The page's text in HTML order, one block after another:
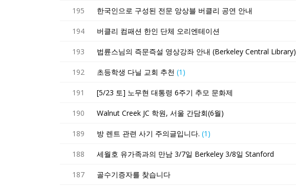
195 한국인으로 구성된 전문 앙상블 버클리 공연 안내
194 버클리 컴패션 한인 단체 오리엔테이션
193 법륜스님의 즉문즉설 영상강좌 안내 (Berkeley Central Library)
192 초등학생 다닐 교회 추천 (1)
191 [5/23 토] 노무현 대통령 6주기 추모 문화제
190 Walnut Creek JC 학원, 서울 간담회(6월)
189 방 렌트 관련 사기 주의글입니다. (1)
188 세월호 유가족과의 만남 3/7일 Berkeley 3/8일 Stanford
187 골수기증자를 찾습니다